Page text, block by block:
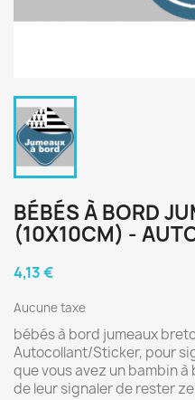
BÉBÉS À BORD
(10X10CM) -
4,13 €
Aucune taxe
bébés à bord jumeaux
Autocollant/Sticker, pour
que vous avez un bambin
de leur signaler de rester